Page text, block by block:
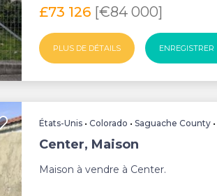
£73 126 [€84 000]
PLUS DE DÉTAILS ENREGISTRER
États-Unis •Colorado •Saguache County
Center, Maison
Maison à vendre à Center.